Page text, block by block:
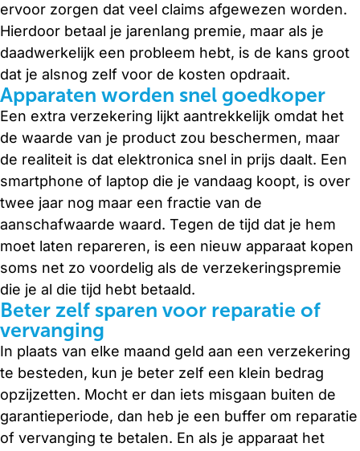
ervoor zorgen dat veel claims afgewezen worden.
Hierdoor betaal je jarenlang premie, maar als je
daadwerkelijk een probleem hebt, is de kans groot
dat je alsnog zelf voor de kosten opdraait.
Apparaten worden snel goedkoper
Een extra verzekering lijkt aantrekkelijk omdat het
de waarde van je product zou beschermen, maar
de realiteit is dat elektronica snel in prijs daalt. Een
smartphone of laptop die je vandaag koopt, is over
twee jaar nog maar een fractie van de
aanschafwaarde waard. Tegen de tijd dat je hem
moet laten repareren, is een nieuw apparaat kopen
soms net zo voordelig als de verzekeringspremie
die je al die tijd hebt betaald.
Beter zelf sparen voor reparatie of
vervanging
In plaats van elke maand geld aan een verzekering
te besteden, kun je beter zelf een klein bedrag
opzijzetten. Mocht er dan iets misgaan buiten de
garantieperiode, dan heb je een buffer om reparatie
of vervanging te betalen. En als je apparaat het